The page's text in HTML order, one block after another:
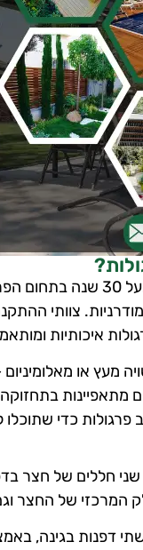
כמו
מודרניות. צוותי
איכותיות
מעץ או
בתחזוקה
פרגולות כדי
חללים של חצר
המרכזי של החצר
דפנות בגינה,